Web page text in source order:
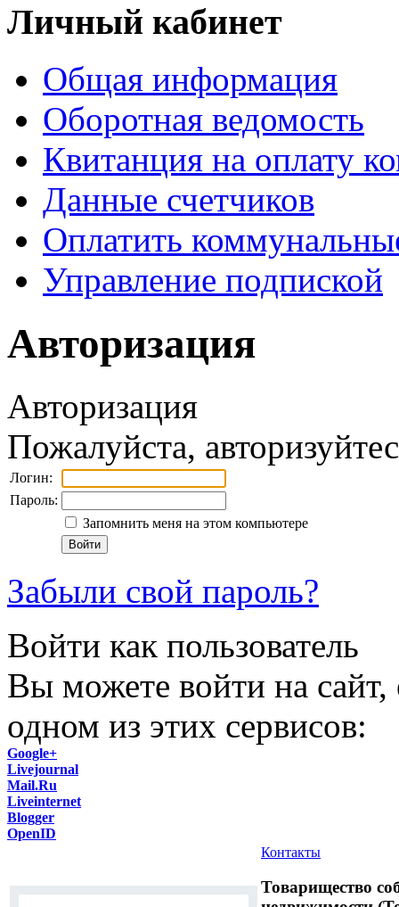
Личный кабинет
Общая информация
Оборотная ведомость
Квитанция на оплату
Данные счетчиков
Оплатить
Управление подпиской
Авторизация
Авторизация
Пожалуйста,
Логин:
Пароль:
Запомнить меня на этом компьютере
Войти
Забыли свой пароль?
Войти как пользователь
Вы можете войти на сайт,
одном из этих сервисов:
Google+
Livejournal
Mail.Ru
Liveinternet
Blogger
OpenID
Контакты
Товарищество